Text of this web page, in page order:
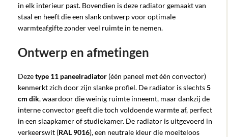
in elk interieur past. Bovendien is deze radiator gemaakt van
staal en heeft die een slank ontwerp voor optimale
warmteafgifte zonder veel ruimte in te nemen.
Ontwerp en afmetingen
Dezetype 11 paneelradiator (één paneel met één convector)
kenmerkt zich door zijn slanke profiel. De radiator is slechts5
cm dik, waardoor die weinig ruimte inneemt, maar dankzij de
interne convector geeft die toch voldoende warmte af, perfect
in een slaapkamer of studiekamer. De radiator is uitgevoerd in
verkeerswit (RAL 9016), een neutrale kleur die moeiteloos